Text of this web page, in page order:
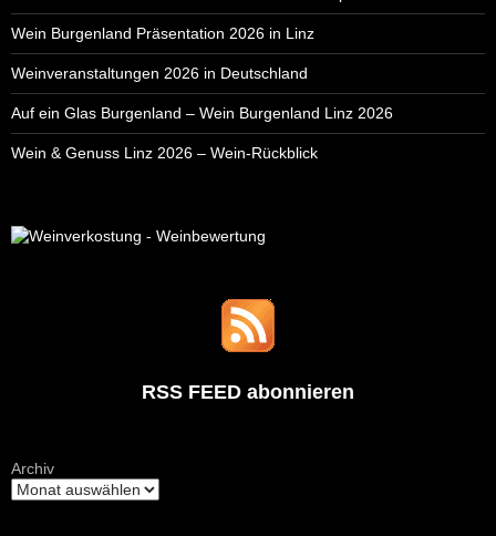
Wein Burgenland Präsentation 2026 in Linz
Weinveranstaltungen 2026 in Deutschland
Auf ein Glas Burgenland – Wein Burgenland Linz 2026
Wein & Genuss Linz 2026 – Wein-Rückblick
RSS FEED abonnieren
Archiv